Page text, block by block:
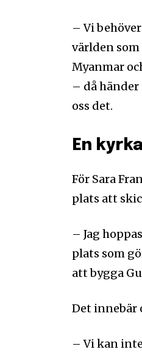
– Vi
världen
Myanmar
– då
oss det.
En
För Sara
plats att
– Jag
plats som
att bygga
Det innebär
– Vi kan